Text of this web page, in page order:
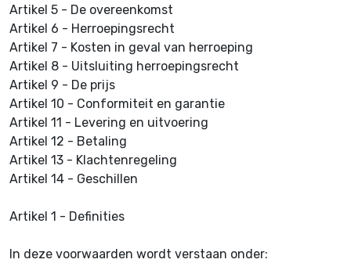
Artikel 5 - De overeenkomst
Artikel 6 - Herroepingsrecht
Artikel 7 - Kosten in geval van herroeping
Artikel 8 - Uitsluiting herroepingsrecht
Artikel 9 - De prijs
Artikel 10 - Conformiteit en garantie
Artikel 11 - Levering en uitvoering
Artikel 12 - Betaling
Artikel 13 - Klachtenregeling
Artikel 14 - Geschillen
Artikel 1 - Definities
In deze voorwaarden wordt verstaan onder: